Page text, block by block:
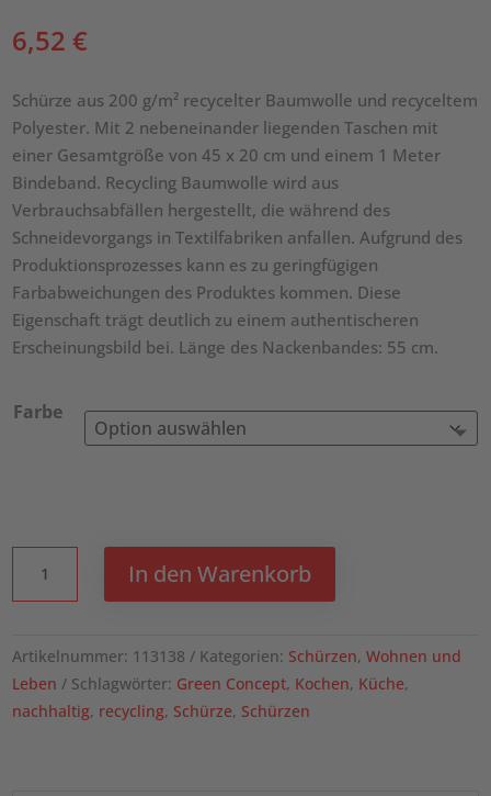
6,52€
Schürze aus 200 g/m² recycelter Baumwolle und recyceltem
Polyester. Mit 2 nebeneinander liegenden Taschen mit
einer Gesamtgröße von 45 x 20 cm und einem 1 Meter
Bindeband. Recycling Baumwolle wird aus
Verbrauchsabfällen hergestellt, die während des
Schneidevorgangs in Textilfabriken anfallen. Aufgrund des
Produktionsprozesses kann es zu geringfügigen
Farbabweichungen des Produktes kommen. Diese
Eigenschaft trägt deutlich zu einem authentischeren
Erscheinungsbild bei. Länge des Nackenbandes: 55 cm.
Farbe
Schürze
Menge
In den Warenkorb
Artikelnummer: 113138 Kategorien: Schürzen,Wohnen und
Leben
Schlagwörter: Green Concept, Kochen, Küche,
nachhaltig, recycling, Schürze, Schürzen